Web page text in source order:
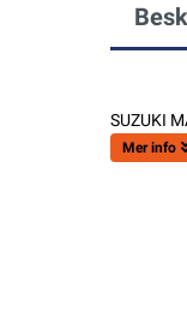
SUZUKI
Mer info